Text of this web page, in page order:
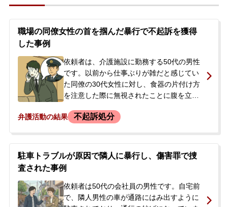
アクセス
ご依頼者からのお手紙
無料相談の口コミ評判
刑事事件について知りたい方
刑事事件データベース
職場の同僚女性の首を掴んだ暴行で不起訴を獲得
した事例
依頼者は、介護施設に勤務する50代の男性
です。以前から仕事ぶりが雑だと感じてい
た同僚の30代女性に対し、食器の片付け方
を注意した際に無視されたことに腹を立
た。その後、被害者が警察に相談したた
職を促され、相談時には有給を消化してい
る状況でした。依頼者には発達障害やうつ
病の既往歴があり、衝動的な行動に出てし
まったことへの反省とともに、警察への出
頭を控えて今後の手続きや刑事処分に対す
弁護活動の結果 不起訴処分
駐車トラブルが原因で隣人に暴行し、傷害罪で捜
査された事例
依頼者は50代の会社員の男性です。自宅前
で、隣人男性の車が通路にはみ出すように